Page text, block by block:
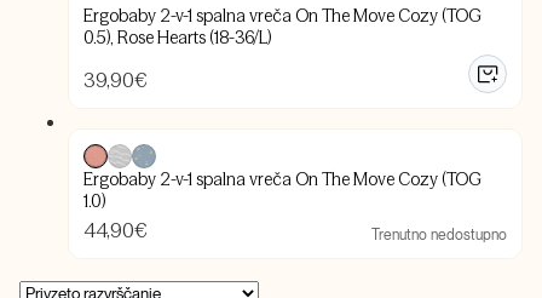
Ergobaby 2-v-1 spalna vreča On The Move Cozy (TOG
0.5), Rose Hearts (18-36/L)
39,90€
Ergobaby 2-v-1 spalna vreča On The Move Cozy (TOG
1.0)
44,90€ Trenutno nedostupno